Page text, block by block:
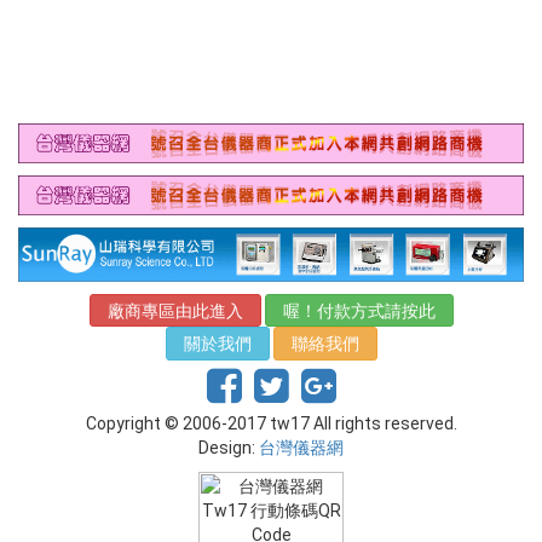
廠商專區由此進入
喔！付款方式請按此
關於我們
聯絡我們
Copyright © 2006-2017 tw17 All rights reserved.
Design: 台灣儀器網